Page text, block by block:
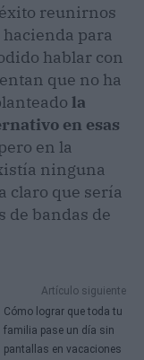
reunirnos
hacienda para
hablar con
que no ha
la
en esas
en la
ninguna
claro que sería
de bandas de
Artículo siguiente
Cómo lograr que toda tu
familia pase un día sin
pantallas en vacaciones